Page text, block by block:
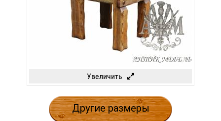
Увеличить
Другие размеры